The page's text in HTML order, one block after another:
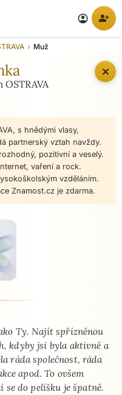
account_circle person_add
✕
Muž
OSTRAVA
s hnědými vlasy,
partnerský vztah navždy.
pozitivní a veselý.
vaření a rock.
vzděláním.
Znamost.cz je zdarma.
Ty. Najít spřízněnou
kdyby jsi byla aktivně a
ráda společnost, ráda
apod. To ovšem
se do pelíšku je špatně.